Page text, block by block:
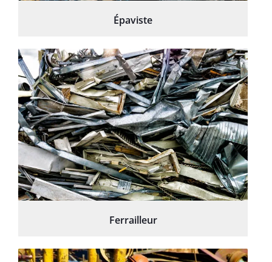
Épaviste
Ferrailleur